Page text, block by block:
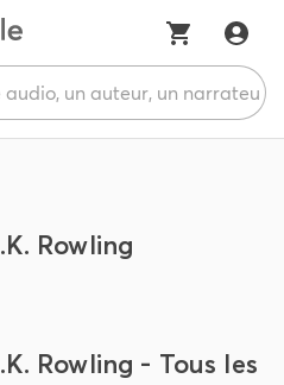
Rowling
Rowling - Tous les